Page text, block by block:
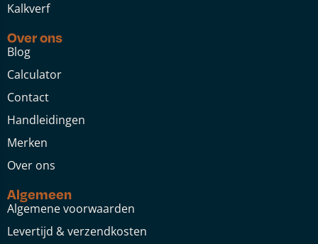
Kalkverf
Over ons
Blog
Calculator
Contact
Handleidingen
Merken
Over ons
Algemeen
Algemene voorwaarden
Levertijd & verzendkosten